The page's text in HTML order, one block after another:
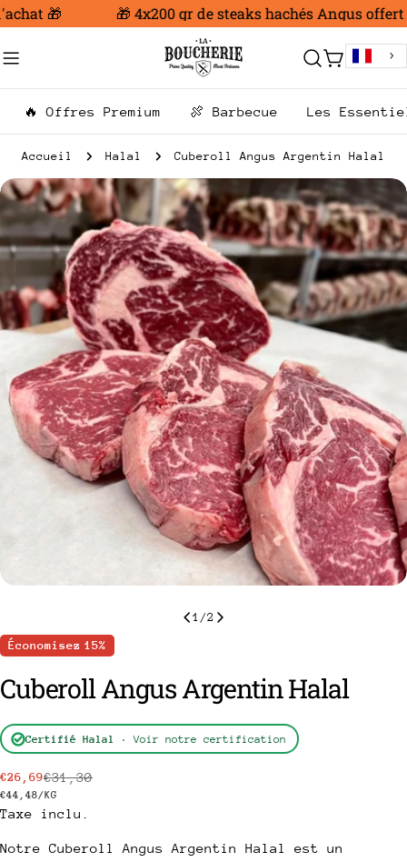
Aller
contenu
🎁 🎁 4x200 gr de steaks hachés Angus offert
Chariot
🔥 Offres Premium 🍖 Barbecue Les
Accueil Halal Cuberoll Angus Argentin Halal
Passer
aux
informations
sur
le
produit
le média 0 en mode modal
1 /2
Économisez 15%
Cuberoll Angus Argentin Halal
Certifié Halal · Voir notre certification
Prix
de
€26,69
Prix
habituel
€31,30
PRIX
UNITAIRE
€44,48/PAR
KG
Taxe inclu.
Notre Cuberoll Angus Argentin Halal est un
poser une question
nom